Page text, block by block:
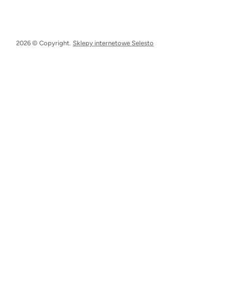
2026 © Copyright. Sklepy internetowe Selesto